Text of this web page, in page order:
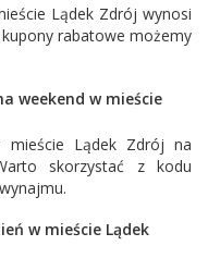
Lądek Zdrój wynosi
kupony rabatowe możemy
weekend w mieście
mieście Lądek Zdrój na
skorzystać z kodu
w mieście Lądek